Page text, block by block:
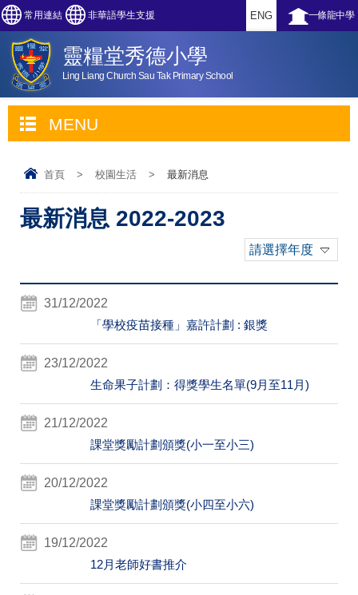
常用連結 非華語學生支援 一條龍中學
ENG
靈糧堂秀德小學
Ling Liang Church Sau Tak Primary School
MENU
首頁 > 校園生活 > 最新消息
最新消息 2022-2023
請選擇年度
31/12/2022
「學校疫苗接種」嘉許計劃 : 銀獎
23/12/2022
生命果子計劃：得獎學生名單(9月至11月)
21/12/2022
課堂獎勵計劃頒獎(小一至小三)
20/12/2022
課堂獎勵計劃頒獎(小四至小六)
19/12/2022
12月老師好書推介